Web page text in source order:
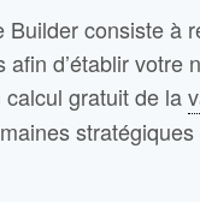
consiste à
d’établir
calcul gratuit de la